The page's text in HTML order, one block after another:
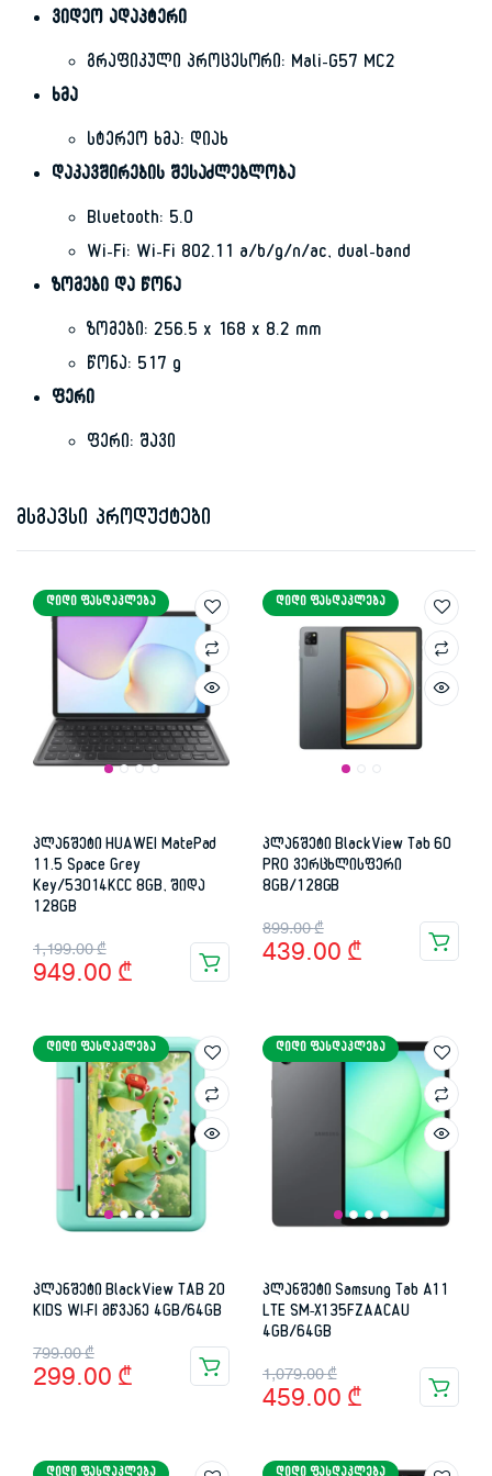
ვიდეო ადაპტერი
გრაფიკული პროცესორი: Mali-G57 MC2
ხმა
სტერეო ხმა: დიახ
დაკავშირების შესაძლებლობა
Bluetooth: 5.0
Wi-Fi: Wi-Fi 802.11 a/b/g/n/ac, dual-band
ზომები და წონა
ზომები: 256.5 x 168 x 8.2 mm
წონა: 517 g
ფერი
ფერი: შავი
მსგავსი პროდუქტები
ᲓᲘᲓᲘ ᲤᲐᲡᲓᲐᲙᲚᲔᲑᲐ
პლანშეტი HUAWEI MatePad
11.5 Space Grey
Key/53014KCC 8GB, შიდა
128GB
1,199.00₾
Original
price
1,199.00 ₾.
949.00 ₾
Current
price
949.00 ₾.
ᲓᲘᲓᲘ ᲤᲐᲡᲓᲐᲙᲚᲔᲑᲐ
პლანშეტი BlackView Tab 60
PRO ვერცხლისფერი
8GB/128GB
899.00₾
Original
price
899.00 ₾.
439.00 ₾
Current
price
439.00 ₾.
ᲓᲘᲓᲘ ᲤᲐᲡᲓᲐᲙᲚᲔᲑᲐ
პლანშეტი BlackView TAB 20
KIDS WI-FI მწვანე 4GB/64GB
799.00₾
Original
price
799.00 ₾.
299.00 ₾
Current
price
299.00 ₾.
ᲓᲘᲓᲘ ᲤᲐᲡᲓᲐᲙᲚᲔᲑᲐ
პლანშეტი Samsung Tab A11
LTE SM-X135FZAACAU
4GB/64GB
1,079.00₾
Original
price
459.00 ₾
Current
price